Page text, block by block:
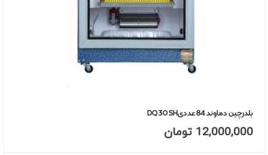
بلدرچین دماوند 84 عددیDQ 30 SH
12,000,000 تومان